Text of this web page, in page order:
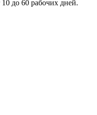
до 60 рабочих дней.